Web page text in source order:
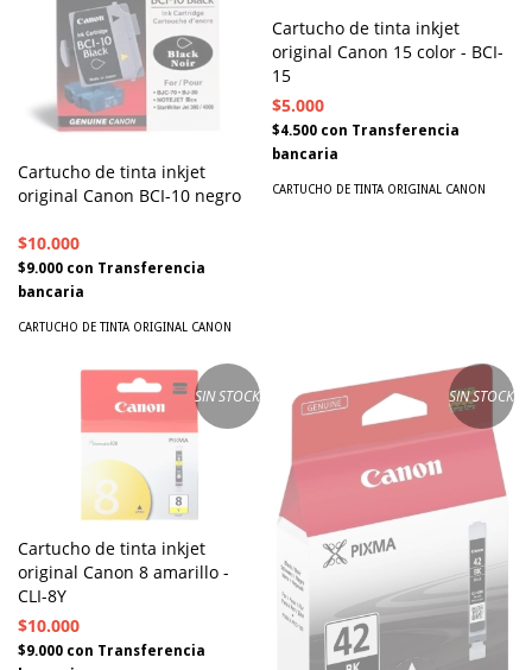
Cartucho de tinta inkjet
original Canon BCI-10 negro
$10.000
$9.000 con Transferencia
bancaria
CARTUCHO DE TINTA ORIGINAL CANON
Cartucho de tinta inkjet
original Canon 15 color - BCI-
15
$5.000
$4.500 con Transferencia
bancaria
CARTUCHO DE TINTA ORIGINAL CANON
SIN STOCK
Cartucho de tinta inkjet
original Canon 8 amarillo -
CLI-8Y
$10.000
$9.000 con Transferencia
SIN STOCK